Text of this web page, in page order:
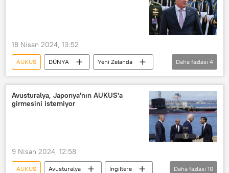
18 Nisan 2024, 13:52
AUKUS DÜNYA
Yeni Zelanda
Japonya
ABD
İngiltere
Avustralya
Daha fazlası 4
Avusturalya, Japonya'nın AUKUS'a
girmesini istemiyor
9 Nisan 2024, 12:58
AUKUS Avusturalya
İngiltere
Daha fazlası 10